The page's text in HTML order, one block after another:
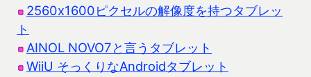
2560x1600ピクセルの解像度を持つタブレッ
ト
AINOL NOVO7と言うタブレット
WiiU そっくりなAndroidタブレット